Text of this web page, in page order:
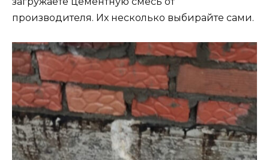
производителя. Их несколько выбирайте сами.